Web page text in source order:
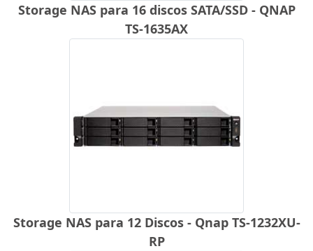
Storage NAS para 16 discos SATA/SSD - QNAP
TS-1635AX
Storage NAS para 12 Discos - Qnap TS-1232XU-
RP